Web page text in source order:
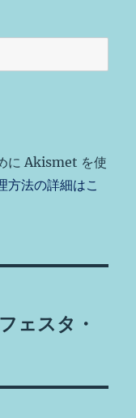
に Akismet を使
方法の詳細はこ
ェスタ・